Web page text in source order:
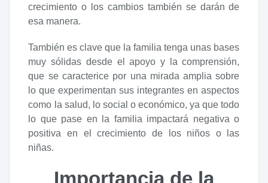
crecimiento o los cambios también se darán de
esa manera.
También es clave que la familia tenga unas bases
muy sólidas desde el apoyo y la comprensión,
que se caracterice por una mirada amplia sobre
lo que experimentan sus integrantes en aspectos
como la salud, lo social o económico, ya que todo
lo que pase en la familia impactará negativa o
positiva en el crecimiento de los niños o las
niñas.
Importancia de la